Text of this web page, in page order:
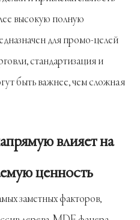
высокую полную
для промо-целей
стандартизация и
быть важнее, чем сложная
влияет на
ценность
заметных факторов,